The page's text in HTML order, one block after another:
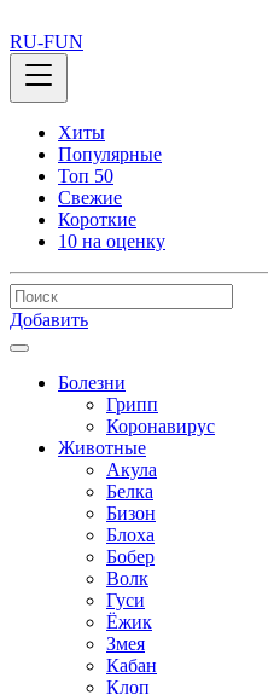
RU-FUN
Хиты
Популярные
Топ 50
Свежие
Короткие
10 на оценку
Добавить
Болезни
Грипп
Коронавирус
Животные
Акула
Белка
Бизон
Блоха
Бобер
Волк
Гуси
Ёжик
Змея
Кабан
Клоп